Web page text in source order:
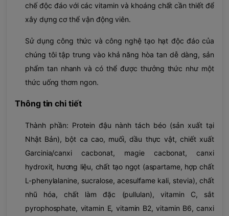
chế độc đáo với các vitamin và khoáng chất cần thiết để
xây dựng cơ thể vận động viên.
Sử dụng công thức và công nghệ tạo hạt độc đáo của
chúng tôi tập trung vào khả năng hòa tan dễ dàng, sản
phẩm tan nhanh và có thể được thưởng thức như một
thức uống thơm ngon.
Thông tin chi tiết
Thành phần: Protein đậu nành tách béo (sản xuất tại
Nhật Bản), bột ca cao, muối, dầu thực vật, chiết xuất
Garcinia/canxi cacbonat, magie cacbonat, canxi
hydroxit, hương liệu, chất tạo ngọt (aspartame, hợp chất
L-phenylalanine, sucralose, acesulfame kali, stevia), chất
nhũ hóa, chất làm đặc (pullulan), vitamin C, sắt
pyrophosphate, vitamin E, vitamin B2, vitamin B6, canxi